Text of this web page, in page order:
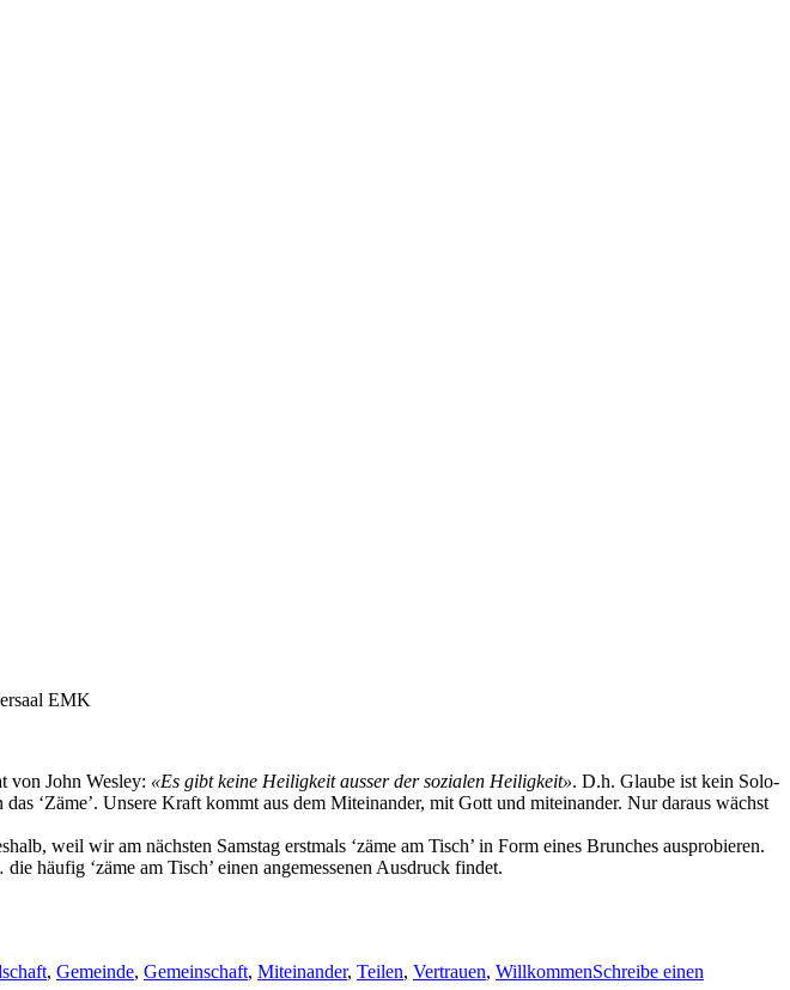
EMK
von John Wes­ley: «Es gibt keine Heiligkeit auss­er der sozialen Heiligkeit». D.h. Glaube ist kein Solo­
‘Zäme’. Unsere Kraft kommt aus dem Miteinan­der, mit Gott und miteinan­der. Nur daraus wächst
weil wir am näch­sten Sam­stag erst­mals ‘zäme am Tisch’ in Form eines Brunch­es aus­pro­bieren.
häu­fig ‘zäme am Tisch’ einen angemesse­nen Aus­druck findet.
, Gemeinde, Gemeinschaft, Miteinander, Teilen, Vertrauen, WillkommenSchreibe einen